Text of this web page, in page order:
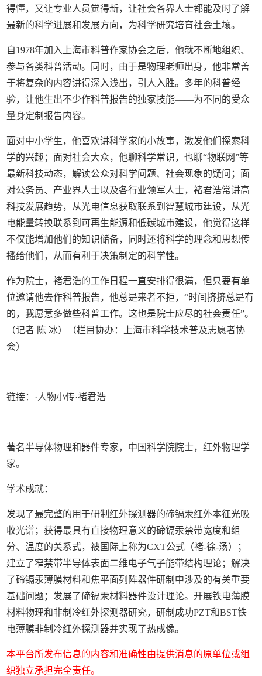
得懂，又让专业人员觉得新，让社会各界人士都能及时了解
最新的科学进展和发展方向，为科学研究培育社会土壤。
自1978年加入上海市科普作家协会之后，他就不断地组织、
参与各类科普活动。同时，由于是物理老师出身，他非常善
于将复杂的内容讲得深入浅出，引人入胜。多年的科普经
验，让他生出不少作科普报告的独家技能——为不同的受众
量身定制报告内容。
面对中小学生，他喜欢讲科学家的小故事，激发他们探索科
学的兴趣；面对社会大众，他聊科学常识，也聊“物联网”等
最新科技动态，解读公众对科学问题、社会现象的疑问；面
对公务员、产业界人士以及各行业领军人士，褚君浩常讲高
科技发展趋势，从光电信息获取联系到智慧城市建设，从光
电能量转换联系到可再生能源和低碳城市建设，他觉得这样
不仅能增加他们的知识储备，同时还将科学的理念和思想传
播给他们，从而有利于决策制定的科学性。
作为院士，褚君浩的工作日程一直安排得很满，但只要有单
位邀请他去作科普报告，他总是来者不拒，“时间挤挤总是有
的，我愿意多做些科普工作。这也是院士应尽的社会责任”。
（记者 陈 冰）（栏目协办：上海市科学技术普及志愿者协
会）
链接：·人物小传·褚君浩
著名半导体物理和器件专家，中国科学院院士，红外物理学
家。
学术成就：
发现了最完整的用于研制红外探测器的碲镉汞红外本征光吸
收光谱；获得最具有直接物理意义的碲镉汞禁带宽度和组
分、温度的关系式，被国际上称为CXT公式（褚-徐-汤）；
建立了窄禁带半导体表面二维电子气子能带结构理论；解决
了碲镉汞薄膜材料和焦平面列阵器件研制中涉及的有关重要
基础问题；发展了碲镉汞材料器件设计理论。开展铁电薄膜
材料物理和非制冷红外探测器研究，研制成功PZT和BST铁
电薄膜非制冷红外探测器并实现了热成像。
本平台所发布信息的内容和准确性由提供消息的原单位或组
织独立承担完全责任。